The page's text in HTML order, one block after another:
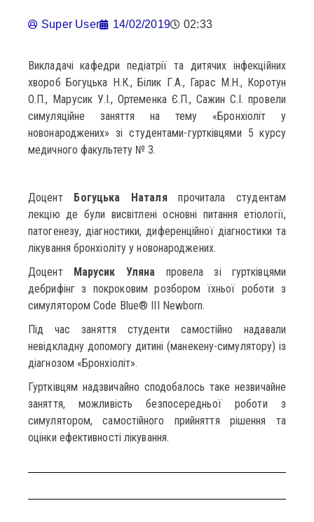
Super User 14/02/2019 02:33
Викладачі кафедри педіатрії та дитячих інфекційних
хвороб Богуцька Н.К., Білик Г.А., Гарас М.Н., Коротун
О.П., Марусик У.І., Ортеменка Є.П., Сажин С.І. провели
симуляційне заняття на тему «Бронхіоліт у
новонароджених» зі студентами-гуртківцями 5 курсу
медичного факультету № 3.
Доцент Богуцька Наталяпрочитала студентам
лекцію де були висвітлені основні питання етіології,
патогенезу, діагностики, диференційної діагностики та
лікування бронхіоліту у новонароджених.
Доцент Марусик Уляна провела зі гуртківцями
дебрифінг з покроковим розбором їхньої роботи з
симулятором Code Blue® III Newborn.
Під час заняття студенти самостійно надавали
невідкладну допомогу дитині (манекену-симулятору) із
діагнозом «Бронхіоліт».
Гуртківцям надзвичайно сподобалось таке незвичайне
заняття, можливість безпосередньої роботи з
симулятором, самостійного прийняття рішення та
оцінки ефективності лікування.